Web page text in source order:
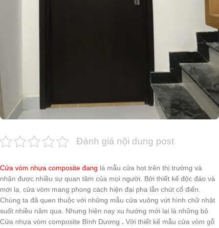
Đánh giá nội dung post
Cửa vòm nhựa composite đang là mẫu cửa hot trên thị trường và
nhận được nhiều sự quan tâm của mọi người. Bởi thiết kế độc đáo và
mới lạ, cửa vòm mang phong cách hiện đại pha lẫn chút cổ điển.
Chúng ta đã quen thuộc với những mẫu cửa vuông vứt hình chữ nhật
suốt nhiều năm qua. Nhưng hiện nay xu hướng mới lại là những bộ
Cửa nhựa vòm composite Bình Dương . Với thiết kế mẫu cửa vòm gỗ